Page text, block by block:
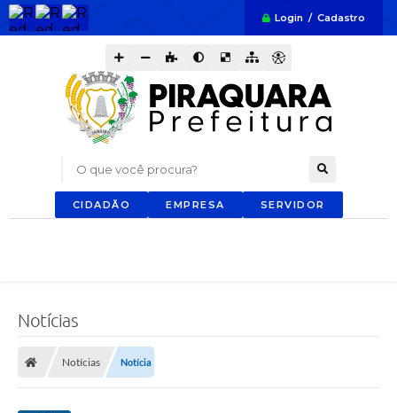
Login / Cadastro
O que você procura?
CIDADÃO EMPRESA SERVIDOR
Notícias
Notícias Notícia